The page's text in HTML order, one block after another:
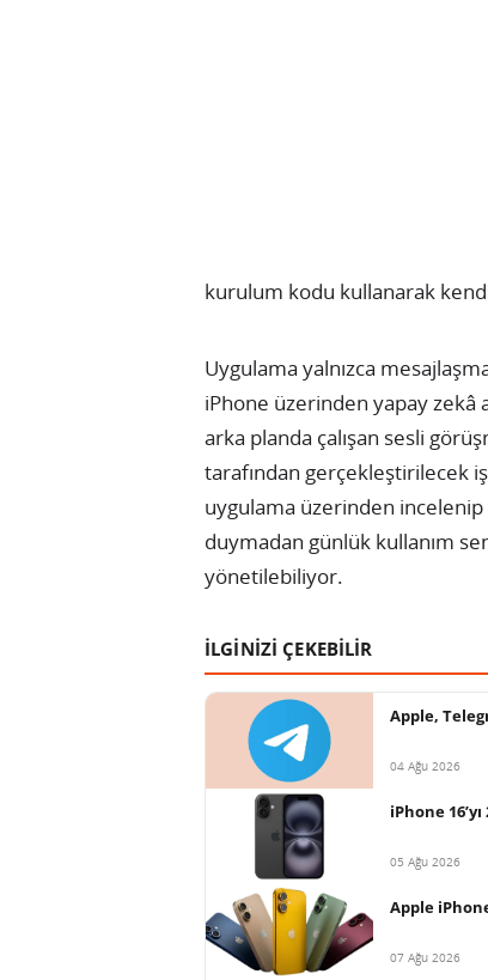
kurulum kodu kullanarak
Uygulama yalnızca
iPhone üzerinden yapay zekâ
arka planda çalışan sesli
tarafından gerçekleştirilecek
uygulama üzerinden
duymadan günlük kullanım
yönetilebiliyor.
İLGİNİZİ ÇEKEBİLİR
Apple,
04 Ağu 2026
iPhone
05 Ağu 2026
Apple
07 Ağu 2026